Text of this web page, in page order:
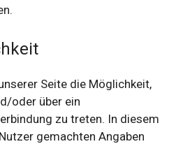
Seite die Möglichkeit,
oder über ein
zu treten. In diesem
gemachten Angaben